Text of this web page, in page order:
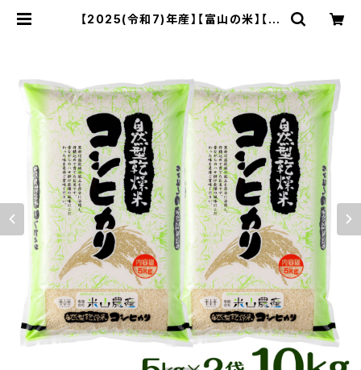
【2025(令和7)年産】【富山の米】【白
県入善町の特別栽培コシヒカリ【米山
米】